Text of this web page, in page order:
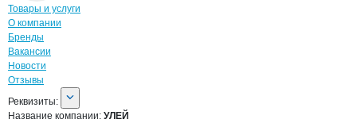
Навигация по странице
Товары и услуги
О компании
Бренды
Вакансии
Новости
Отзывы
О компании
Реквизиты
Реквизиты:
Название компании: УЛЕЙ